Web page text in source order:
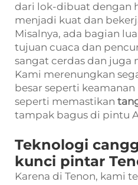
dari lok-dibuat dengan
menjadi kuat dan
Misalnya, ada bagian
tujuan cuaca dan
sangat cerdas dan juga
Kami merenungkan
besar seperti
seperti memastikan
tampak bagus di pintu
Teknologi
kunci pintar
Karena di Tenon, kami